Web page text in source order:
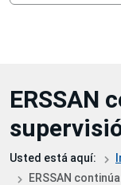
ERSSAN
Usted está aquí:
ERSSAN